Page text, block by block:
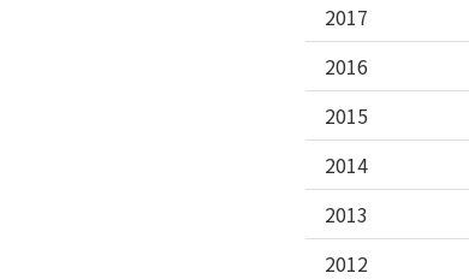
2017
2016
2015
2014
2013
2012